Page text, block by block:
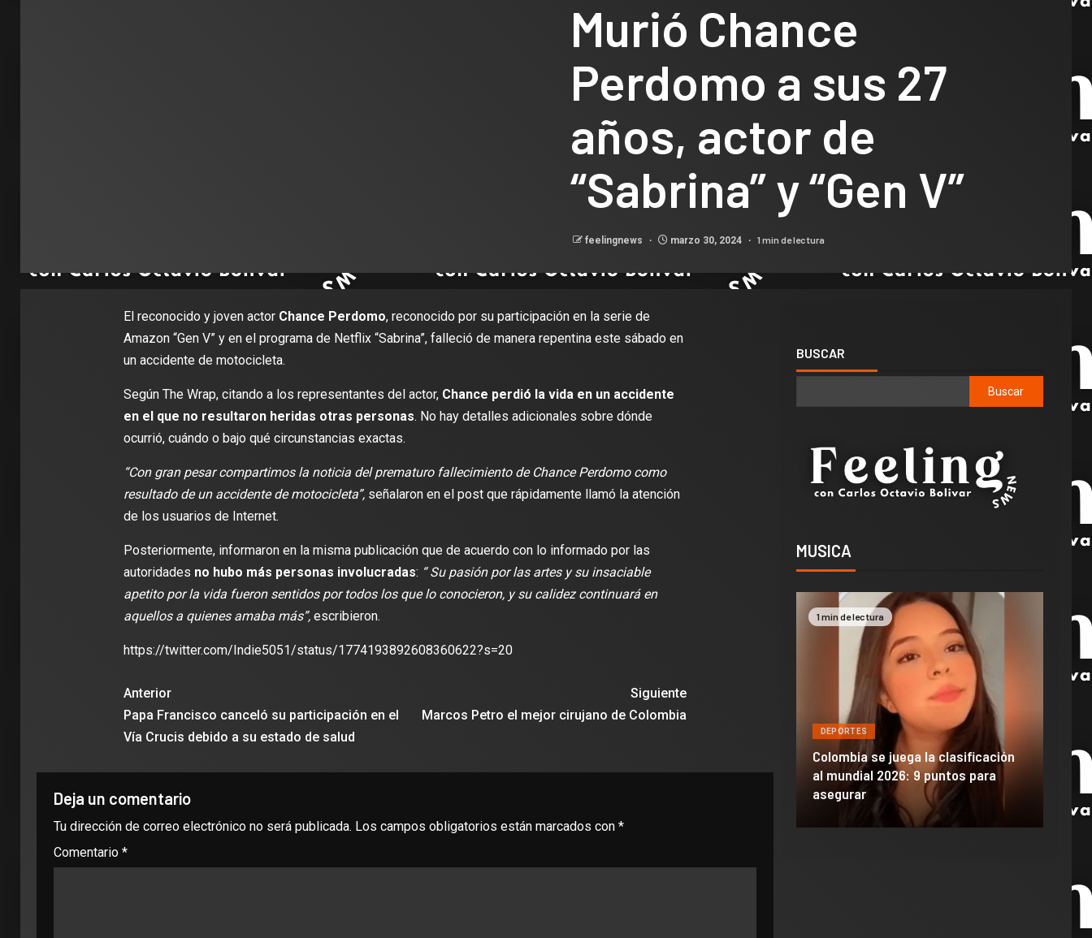
Murió Chance
Perdomo a sus 27
años, actor de
“Sabrina” y “Gen V”
feelingnews marzo 30, 2024 1 min de lectura
El reconocido y joven actor Chance Perdomo, reconocido por su participación en la serie de
Amazon “Gen V” y en el programa de Netflix “Sabrina”, falleció de manera repentina este sábado en
un accidente de motocicleta.
Según The Wrap, citando a los representantes del actor,Chance perdió la vida en un accidente
en el que no resultaron heridas otras personas. No hay detalles adicionales sobre dónde
ocurrió, cuándo o bajo qué circunstancias exactas.
“Con gran pesar compartimos la noticia del prematuro fallecimiento de Chance Perdomo como
resultado de un accidente de motocicleta”,señalaron en el post que rápidamente llamó la atención
de los usuarios de Internet.
Posteriormente, informaron en la misma publicación que de acuerdo con lo informado por las
autoridades no hubo más personas involucradas: “ Su pasión por las artes y su insaciable
apetito por la vida fueron sentidos por todos los que lo conocieron, y su calidez continuará en
aquellos a quienes amaba más”, escribieron.
https://twitter.com/Indie5051/status/1774193892608360622?s=20
Anterior
Papa Francisco canceló su participación en el
Vía Crucis debido a su estado de salud
Siguiente
Marcos Petro el mejor cirujano de Colombia
Deja un comentario
Tu dirección de correo electrónico no será publicada. Los campos obligatorios están marcados con *
Comentario *
BUSCAR
Buscar
MUSICA
2 min de lectura
DEPORTES
James Rodríguez se une al Club
con la ilusión de jugar el Mundial de
edición limitada del FC Barcelona
1 min de lectura
DEPORTES
Colombia se juega la clasificación
al mundial 2026: 9 puntos para
asegurar
2
de